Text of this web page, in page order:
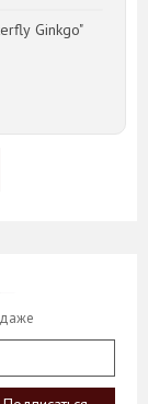
Ginkgo"
пришла
Билоба,
крылья